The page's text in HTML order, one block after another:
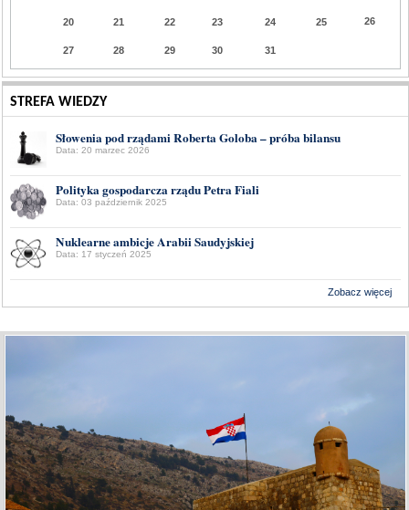
20 21 22 23 24 25 26
27 28 29 30 31
STREFA WIEDZY
Słowenia pod rządami Roberta Goloba – próba bilansu
Data: 20 marzec 2026
Polityka gospodarcza rządu Petra Fiali
Data: 03 październik 2025
Nuklearne ambicje Arabii Saudyjskiej
Data: 17 styczeń 2025
Zobacz więcej